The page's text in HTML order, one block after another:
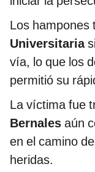
Los hampones
Universitaria
vía, lo que los
permitió su
La víctima fue
Bernales aún
en el camino
heridas.